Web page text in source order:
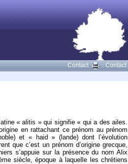
Contact :: Contact
« alitis » qui signifie « qui a des ailes.
en rattachant ce prénom au prénom
et « haid » (lande) dont l’évolution
que c’est un prénom d’origine grecque,
s’appuie sur la présence du nom Alix
siècle, époque à laquelle les chrétiens